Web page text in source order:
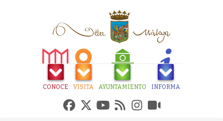
CONOCE VISITA AYUNTAMIENTO INFORMA